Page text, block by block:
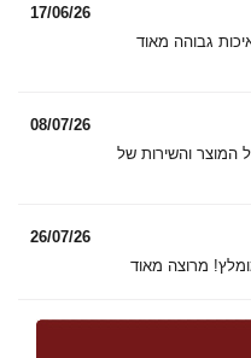
17/06/26
גבוהה מאוד
08/07/26
המוצר והשירות של
26/07/26
מרוצה מאוד